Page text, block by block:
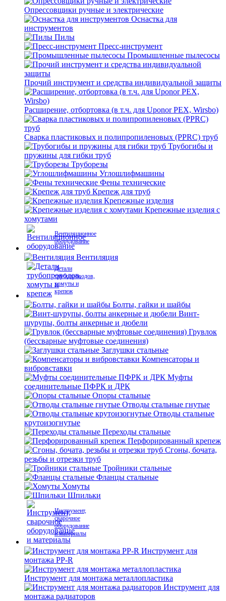
Опрессовщики ручные и электрические
Оснастка для
инструментов
Пилы
Пресс-инструмент
Промышленные пылесосы
Прочий инструмент и средства индивидуальной защиты
Расширение, отбортовка (в т.ч. для Uponor PEX, Wirsbo)
Сварка пластиковых и полипропиленовых (PPRC) труб
Трубогибы и
пружины для гибки труб
Труборезы
Углошлифмашины
Фены технические
Крепеж для труб
Крепежные изделия
Крепежные изделия с
хомутами
Вентиляционное
оборудование
Вентиляция
Детали
трубопроводов,
хомуты и
крепеж
Болты, гайки и шайбы
Винт-
шурупы, болты анкерные и дюбели
Грувлок
(бессварные муфтовые соединения)
Заглушки стальные
Компенсаторы и
вибровставки
Муфты
соединительные ПФРК и ДРК
Опоры стальные
Отводы стальные гнутые
Отводы стальные
крутоизогнутые
Переходы стальные
Перфорированный крепеж
Сгоны, бочата,
резьбы и отрезки труб
Тройники стальные
Фланцы стальные
Хомуты
Шпильки
Инструмент,
сварочное
оборудование
и материалы
Инструмент для
монтажа PP-R
Инструмент для монтажа металлопластика
Инструмент для
монтажа радиаторов